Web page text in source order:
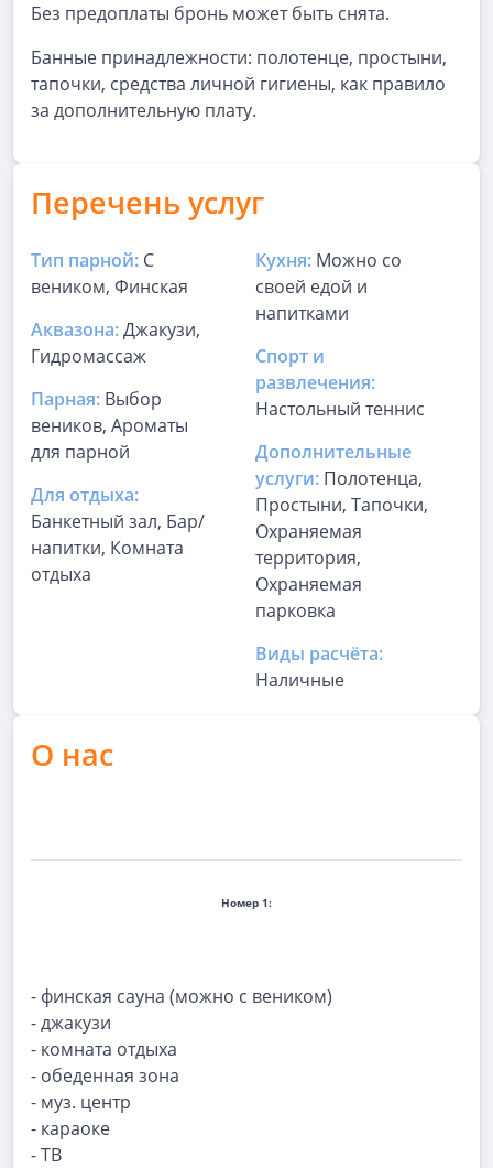
Без предоплаты бронь может быть снята.
Банные принадлежности: полотенце, простыни,
тапочки, средства личной гигиены, как правило
за дополнительную плату.
Перечень услуг
Тип парной: С
веником, Финская
Аквазона:Джакузи,
Гидромассаж
Парная: Выбор
веников, Ароматы
для парной
Для отдыха:
Банкетный зал, Бар/
напитки, Комната
отдыха
Кухня: Можно со
своей едой и
напитками
Спорт и
развлечения:
Настольный теннис
Дополнительные
услуги: Полотенца,
Простыни, Тапочки,
Охраняемая
территория,
Охраняемая
парковка
Виды расчёта:
Наличные
О нас
Номер 1:
- финская сауна (можно с веником)
- джакузи
- комната отдыха
- обеденная зона
- муз. центр
- караоке
- ТВ